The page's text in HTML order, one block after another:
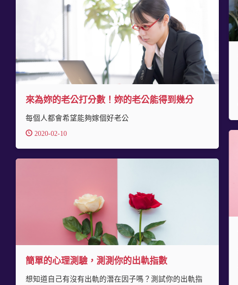
來為妳的老公打分數！妳的老公能得到幾分
每個人都會希望能夠嫁個好老公
2020-02-10
簡單的心理測驗，測測你的出軌指數
想知道自己有沒有出軌的潛在因子嗎？測試你的出軌指